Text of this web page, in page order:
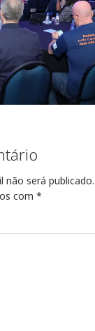
não será publicado.
com *